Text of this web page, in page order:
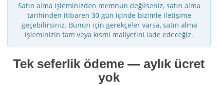
Satın alma işleminizden memnun değilseniz, satın alma
tarihinden itibaren 30 gün içinde bizimle iletişime
geçebilirsiniz. Bunun için gerekçeler varsa, satın alma
işleminizin tam veya kısmi maliyetini iade edeceğiz.
Tek seferlik ödeme — aylık ücret
yok